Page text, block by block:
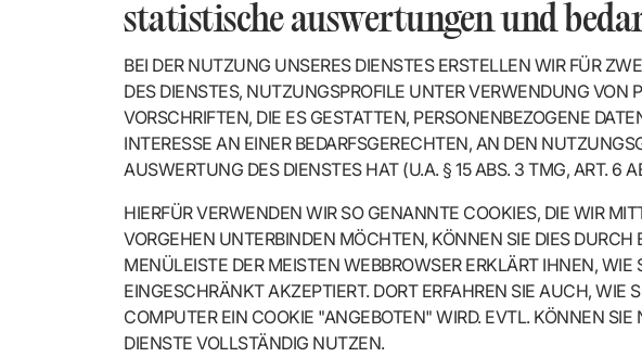
statistische auswertungen und
BEI DER NUTZUNG UNSERES DIENSTES ERSTELLEN WIR FÜR
DES DIENSTES, NUTZUNGSPROFILE UNTER VERWENDUNG
VORSCHRIFTEN, DIE ES GESTATTEN, PERSONENBEZOGENE
INTERESSE AN EINER BEDARFSGERECHTEN, AN DEN
AUSWERTUNG DES DIENSTES HAT (U.A. § 15 ABS. 3 TMG, ART. 6
HIERFÜR VERWENDEN WIR SO GENANNTE COOKIES, DIE WIR
VORGEHEN UNTERBINDEN MÖCHTEN, KÖNNEN SIE DIES
MENÜLEISTE DER MEISTEN WEBBROWSER ERKLÄRT IHNEN,
EINGESCHRÄNKT AKZEPTIERT. DORT ERFAHREN SIE AUCH, WIE
COMPUTER EIN COOKIE "ANGEBOTEN" WIRD. EVTL. KÖNNEN
DIENSTE VOLLSTÄNDIG NUTZEN.